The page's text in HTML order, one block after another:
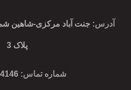
آدرس: جنت آباد مرکزی-شاهین
پلاک 3
شماره تماس: 02144274146